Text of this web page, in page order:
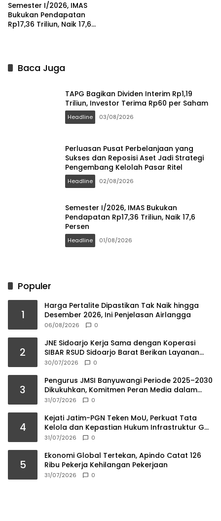
Semester I/2026, IMAS
Bukukan Pendapatan
Rp17,36 Triliun, Naik 17,6
Baca Juga
TAPG Bagikan Dividen Interim Rp1,19
Triliun, Investor Terima Rp60 per Saham
Headline 03/08/2026
Perluasan Pusat Perbelanjaan yang
Sukses dan Reposisi Aset Jadi Strategi
Pengembang Kelolah Pasar Ritel
Headline 02/08/2026
Semester I/2026, IMAS Bukukan
Pendapatan Rp17,36 Triliun, Naik 17,6
Persen
Headline 01/08/2026
Populer
1
Harga Pertalite Dipastikan Tak Naik hingga
Desember 2026, Ini Penjelasan Airlangga
06/08/2026 0
2
JNE Sidoarjo Kerja Sama dengan Koperasi
SIBAR RSUD Sidoarjo Barat Berikan Layanan
Farmasi Tanpa Antri
30/07/2026 0
3
Pengurus JMSI Banyuwangi Periode 2025–2030
Dikukuhkan, Komitmen Peran Media dalam
Investasi Daerah
31/07/2026 0
4
Kejati Jatim-PGN Teken MoU, Perkuat Tata
Kelola dan Kepastian Hukum Infrastruktur Gas
Bumi
31/07/2026 0
5
Ekonomi Global Tertekan, Apindo Catat 126
Ribu Pekerja Kehilangan Pekerjaan
31/07/2026 0